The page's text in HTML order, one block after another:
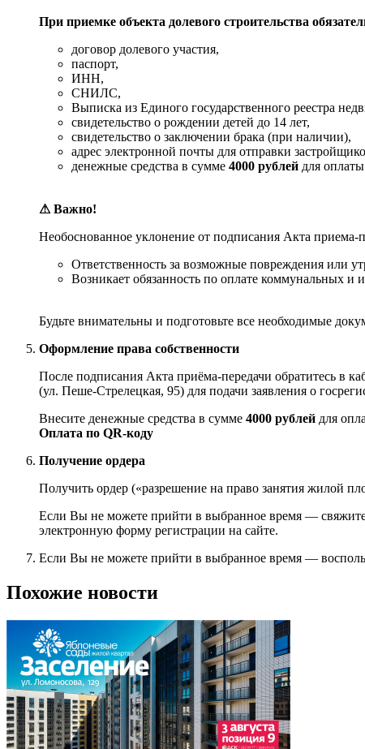
При приемке объекта долевого строительства
договор долевого участия,
паспорт,
ИНН,
СНИЛС,
Выписка из Единого государственного реестра
свидетельство о рождении детей до 14 лет,
свидетельство о заключении брака (при наличии),
адрес электронной почты для отправки
денежные средства в сумме 4000 рублей для
⚠ Важно!
Необоснованное уклонение от подписания Акта
Ответственность за возможные повреждения или
Возникает обязанность по оплате коммунальных
Будьте внимательны и подготовьте все необходимые
Оформление права собственности
После подписания Акта приёма-передачи обратитесь в
(ул. Пеше-Стрелецкая, 95) для подачи заявления о
Внесите денежные средства в сумме 4000 рублей для
Оплата по QR-коду
Получение ордера
Получить ордер («разрешение на право занятия жилой
Если Вы не можете прийти в выбранное время —
электронную форму регистрации на сайте.
Если Вы не можете прийти в выбранное время —
Похожие новости